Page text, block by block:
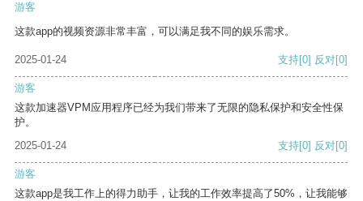
游客
这款app的视频资源非常丰富，可以满足我不同的娱乐需求。
2025-01-24 支持[0] 反对[0]
游客
这款加速器VPM应用程序已经为我们带来了无限的隐私保护和安全性保
护。
2025-01-24
支持[0] 反对[0]
游客
这款app是我工作上的得力助手，让我的工作效率提高了50%，让我能够